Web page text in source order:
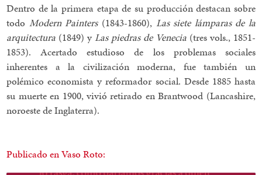
Dentro de la primera etapa de su producción destacan sobre
todo Modern Painters(1843-1860), Las siete lámparas de la
arquitectura (1849) yLas piedras de Venecia(tres vols., 1851-
1853). Acertado estudioso de los problemas sociales
inherentes a la civilización moderna, fue también un
polémico economista y reformador social. Desde 1885 hasta
su muerte en 1900, vivió retirado en Brantwood (Lancashire,
noroeste de Inglaterra).
Publicado en Vaso Roto: